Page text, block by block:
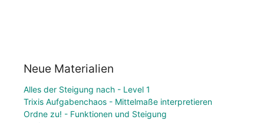
Neue Materialien
Alles der Steigung nach - Level 1
Trixis Aufgabenchaos - Mittelmaße interpretieren
Ordne zu! - Funktionen und Steigung